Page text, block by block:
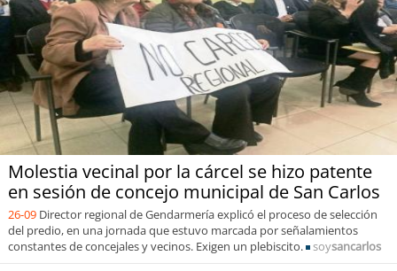
Molestia vecinal por la cárcel se hizo patente
en sesión de concejo municipal de San Carlos
26-09 Director regional de Gendarmería explicó el proceso de selección
del predio, en una jornada que estuvo marcada por señalamientos
constantes de concejales y vecinos. Exigen un plebiscito.
soysancarlos